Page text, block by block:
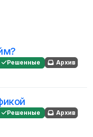
Решенные
Архив
Решенные
Архив